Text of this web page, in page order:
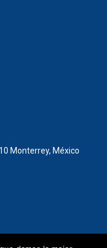
Monterrey, México